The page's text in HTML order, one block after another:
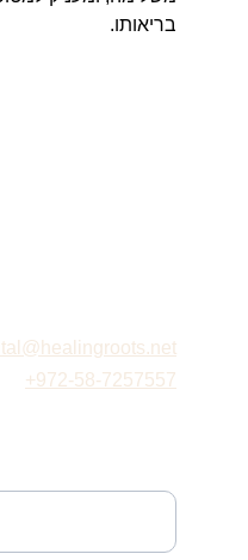
בריאותו.
+972-58-7257557